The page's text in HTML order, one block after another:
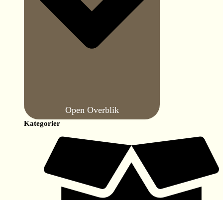
Open Overblik
Kategorier